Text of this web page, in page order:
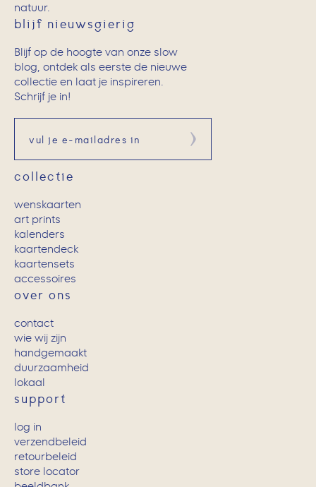
natuur.
blijf nieuwsgierig
Blijf op de hoogte van onze slow
blog, ontdek als eerste de nieuwe
collectie en laat je inspireren.
Schrijf je in!
Aanmelden
collectie
wenskaarten
art prints
kalenders
kaartendeck
kaartensets
accessoires
over ons
contact
wie wij zijn
handgemaakt
duurzaamheid
lokaal
support
log in
verzendbeleid
retourbeleid
store locator